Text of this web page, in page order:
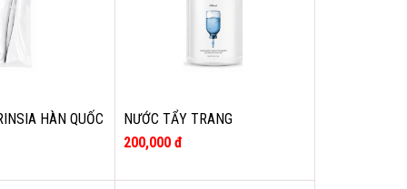
HÀN QUỐC
NƯỚC TẨY TRANG
JMSOLUTION LÀM SẠCH, BỔ
200,000 đ